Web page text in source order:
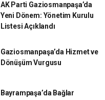
AK Parti Gaziosmanpaşa’da
Yeni Dönem: Yönetim Kurulu
Listesi Açıklandı
Gaziosmanpaşa’da Hizmet ve
Dönüşüm Vurgusu
Bayrampaşa’da Bağlar